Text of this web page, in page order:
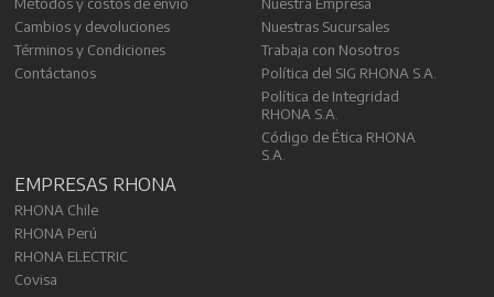
Cambios y devoluciones
Términos y Condiciones
Contáctanos
Nuestras Sucursales
Trabaja con Nosotros
Política del SIG RHONA S.A.
Política de Integridad
RHONA S.A.
Código de Ética RHONA
S.A.
EMPRESAS RHONA
RHONA Chile
RHONA Perú
RHONA ELECTRIC
Covisa